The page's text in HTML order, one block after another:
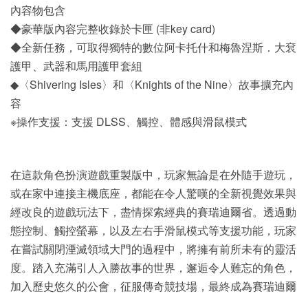
內容物包含
◆豪華版內容完整收錄於卡匣 (非key card)
◆全新任務，可取得獨特的數位阿卡托什和梅魯涅斯．大袞
護甲、武器和馬用護甲套組
◆〈Shivering Isles〉和〈Knights of the Nine〉故事擴充內
容
※操作支援：支援 DLSS、觸控、體感與滑鼠模式
在這款角色扮演遊戲重製版中，玩家無論是在外隨手遊玩，
或在家中連接主機底座，都能在令人驚嘆的全新視覺效果與
經改良的遊戲玩法下，盡情探索經典的賽瑞迪爾省。 透過動
態控制、觸控螢幕，以及左右手滑鼠模式等支援功能，玩家
在嘗試關閉湮滅領域大門的過程中，將擁有前所未有的靈活
度。踏入充滿引人入勝故事的世界，邂逅令人難忘的角色，
加入歷史悠久的公會，征服傳奇競技場，最終成為賽瑞迪爾